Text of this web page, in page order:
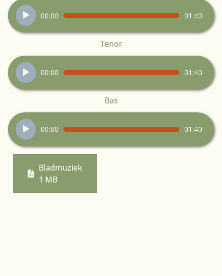
Audiospeler
00:00 01:40
Tenor
Audiospeler
00:00 01:40
Bas
Audiospeler
00:00 01:40
Bladmuziek
1 MB